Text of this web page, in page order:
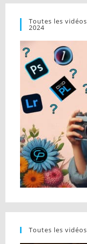
Toutes les
2024
Toutes les